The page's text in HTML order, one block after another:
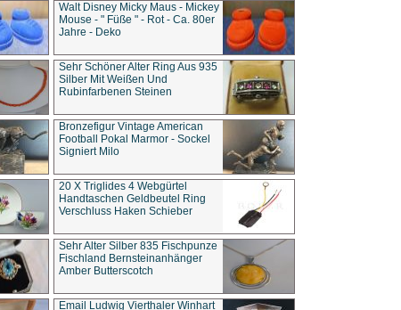
Walt Disney Micky Maus - Mickey
Mouse - " Füße " - Rot - Ca. 80er
Jahre - Deko
Sehr Schöner Alter Ring Aus 935
Silber Mit Weißen Und
Rubinfarbenen Steinen
Bronzefigur Vintage American
Football Pokal Marmor - Sockel
Signiert Milo
20 X Triglides 4 Webgürtel
Handtaschen Geldbeutel Ring
Verschluss Haken Schieber
Sehr Alter Silber 835 Fischpunze
Fischland Bernsteinanhänger
Amber Butterscotch
Email Ludwig Vierthaler Winhart